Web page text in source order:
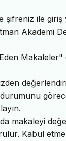
şifreniz ile giriş
Akademi
Makaleler"
durumunu
makaleyi
Kabul